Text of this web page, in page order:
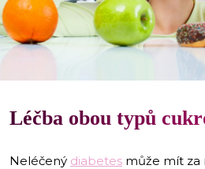
Léčba obou typů
Neléčený diabetes může mít za